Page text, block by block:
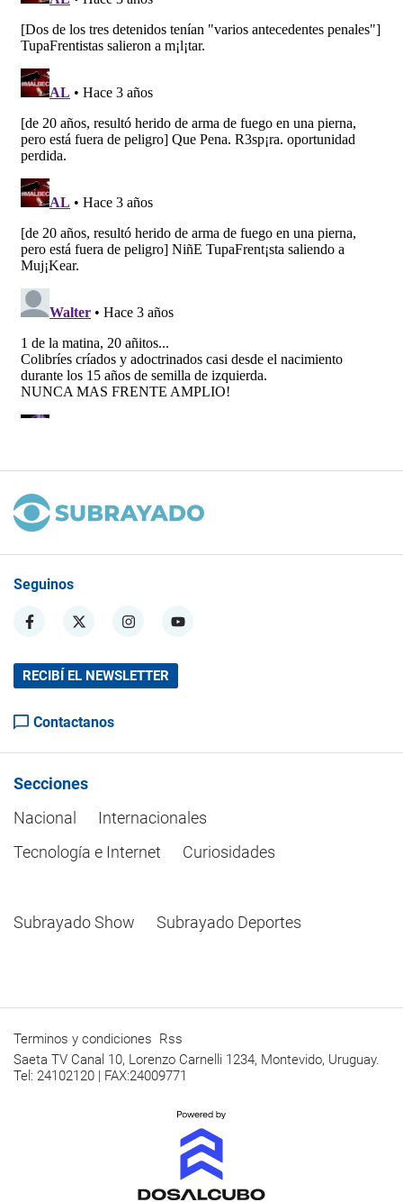
Seguinos
RECIBÍ EL NEWSLETTER
Contactanos
Secciones
Nacional
Internacionales
Tecnología e Internet
Curiosidades
Subrayado Show Subrayado Deportes
Terminos y condiciones Rss
Saeta TV Canal 10, Lorenzo Carnelli 1234, Montevido, Uruguay.
Tel: 24102120 | FAX:24009771